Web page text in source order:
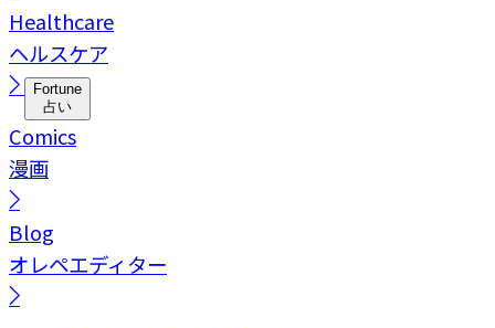
Healthcare
ヘルスケア
Fortune
占い
Comics
漫画
Blog
オレペエディター